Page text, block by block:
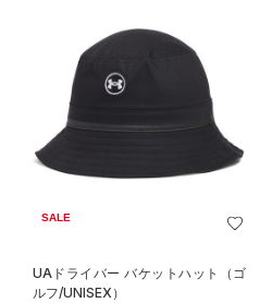
SALE
UAドライバー バケットハット（ゴ
ルフ/UNISEX）